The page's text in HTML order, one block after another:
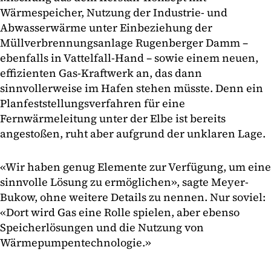
Wärmespeicher, Nutzung der Industrie- und
Abwasserwärme unter Einbeziehung der
Müllverbrennungsanlage Rugenberger Damm –
ebenfalls in Vattelfall-Hand – sowie einem neuen,
effizienten Gas-Kraftwerk an, das dann
sinnvollerweise im Hafen stehen müsste. Denn ein
Planfeststellungsverfahren für eine
Fernwärmeleitung unter der Elbe ist bereits
angestoßen, ruht aber aufgrund der unklaren Lage.
«Wir haben genug Elemente zur Verfügung, um eine
sinnvolle Lösung zu ermöglichen», sagte Meyer-
Bukow, ohne weitere Details zu nennen. Nur soviel:
«Dort wird Gas eine Rolle spielen, aber ebenso
Speicherlösungen und die Nutzung von
Wärmepumpentechnologie.»